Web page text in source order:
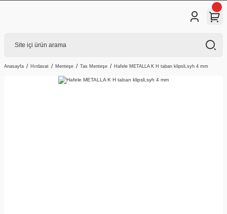
Anasayfa Hırdavat Menteşe Tas Menteşe Hafele METALLA K H taban klipsli,syh 4 mm